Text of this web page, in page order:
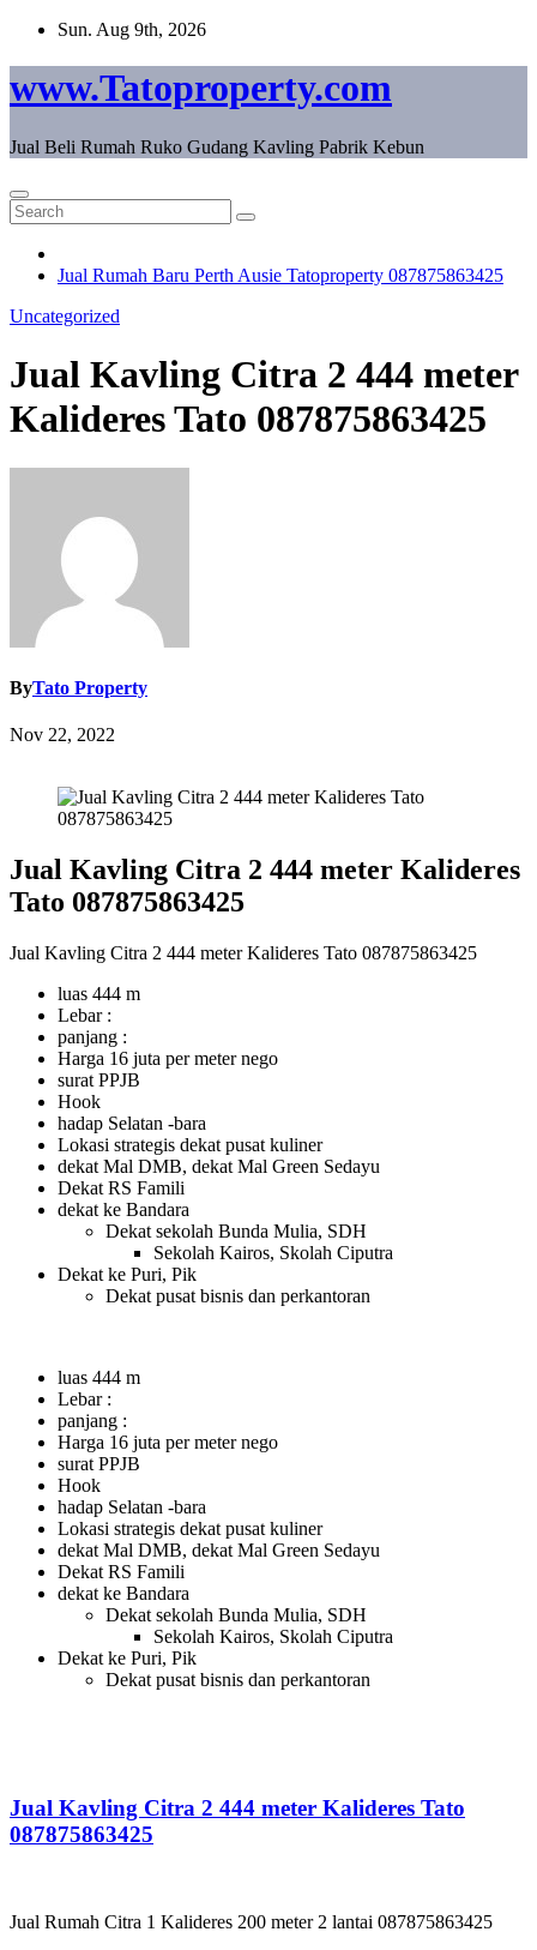
Skip
content
Sun. Aug 9th, 2026
www.Tatoproperty.com
Jual Beli Rumah Ruko Gudang Kavling Pabrik Kebun
Jual Rumah Baru Perth Ausie Tatoproperty 087875863425
Uncategorized
Jual Kavling Citra 2 444 meter
Kalideres Tato 087875863425
ByTato Property
Nov 22, 2022
Jual Kavling Citra 2 444 meter Kalideres
Tato 087875863425
Jual Kavling Citra 2 444 meter Kalideres Tato 087875863425
luas 444 m
Lebar :
panjang :
Harga 16 juta per meter nego
surat PPJB
Hook
hadap Selatan -bara
Lokasi strategis dekat pusat kuliner
dekat Mal DMB, dekat Mal Green Sedayu
Dekat RS Famili
dekat ke Bandara
Dekat sekolah Bunda Mulia, SDH
Sekolah Kairos, Skolah Ciputra
Dekat ke Puri, Pik
Dekat pusat bisnis dan perkantoran
luas 444 m
Lebar :
panjang :
Harga 16 juta per meter nego
surat PPJB
Hook
hadap Selatan -bara
Lokasi strategis dekat pusat kuliner
dekat Mal DMB, dekat Mal Green Sedayu
Dekat RS Famili
dekat ke Bandara
Dekat sekolah Bunda Mulia, SDH
Sekolah Kairos, Skolah Ciputra
Dekat ke Puri, Pik
Dekat pusat bisnis dan perkantoran
Jual Kavling Citra 2 444 meter Kalideres Tato
087875863425
Jual Rumah Citra 1 Kalideres 200 meter 2 lantai 087875863425